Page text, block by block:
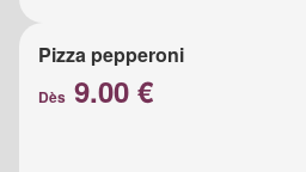
Pizza pepperoni
Dès 9.00 €